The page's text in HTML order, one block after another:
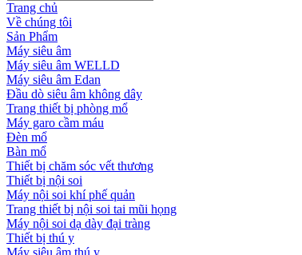
Trang chủ
Về chúng tôi
Sản Phẩm
Máy siêu âm
Máy siêu âm WELLD
Máy siêu âm Edan
Đầu dò siêu âm không dây
Trang thiết bị phòng mổ
Máy garo cầm máu
Đèn mổ
Bàn mổ
Thiết bị chăm sóc vết thương
Thiết bị nội soi
Máy nội soi khí phế quản
Trang thiết bị nội soi tai mũi họng
Máy nội soi dạ dày đại tràng
Thiết bị thú y
Máy siêu âm thú y